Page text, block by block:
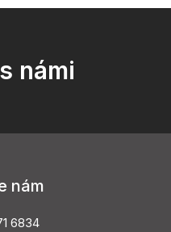
námi
nám
6834